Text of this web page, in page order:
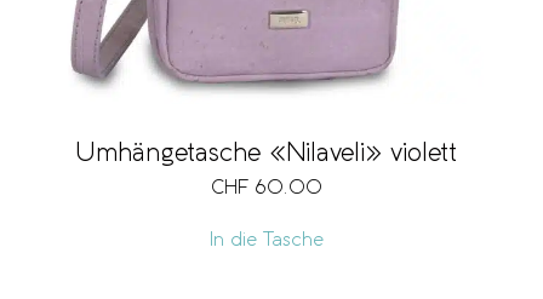
Umhängetasche «Nilaveli» violett
CHF 60.00
In die Tasche